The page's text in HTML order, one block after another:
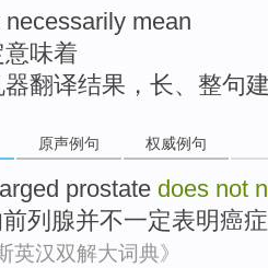
necessarily mean
味着
器翻译结果，长、整句
原声例句 权威例句
prostate does not
前列腺并不一定表明癌症
英汉双解大词典》